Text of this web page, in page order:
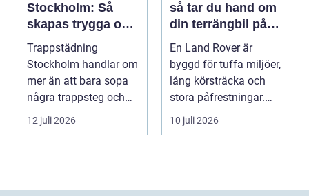
Stockholm: Så
skapas trygga och
trivsamma
trapphus
Trappstädning
Stockholm handlar om
mer än att bara sopa
några trappsteg och
torka en...
12 juli 2026
så tar du hand om
din terrängbil på
rätt sätt
En Land Rover är
byggd för tuffa miljöer,
lång körsträcka och
stora påfrestningar.
Samtidigt är det ...
10 juli 2026